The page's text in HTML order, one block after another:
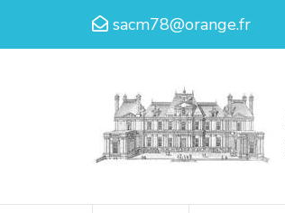
sacm78@orange.fr